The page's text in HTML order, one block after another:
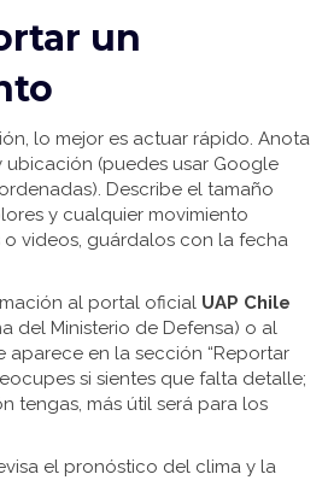
un
lo mejor es actuar rápido. Anota
ubicación (puedes usar Google
Describe el tamaño
y cualquier movimiento
o videos, guárdalos con la fecha
al portal oficial UAP Chile
del Ministerio de Defensa) o al
en la sección “Reportar
si sientes que falta detalle;
tengas, más útil será para los
el pronóstico del clima y la